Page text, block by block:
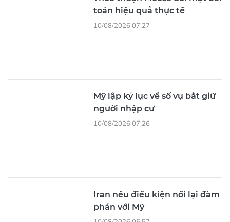
toán hiệu quả thực tế
10/08/2026 07:27
Mỹ lập kỷ lục về số vụ bắt giữ
người nhập cư
10/08/2026 07:26
Iran nêu điều kiện nối lại đàm
phán với Mỹ